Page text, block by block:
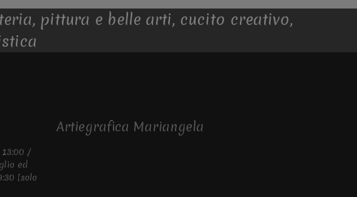
pittura e belle arti, cucito creativo,
/
ed
[solo
Artiegrafica Mariangela